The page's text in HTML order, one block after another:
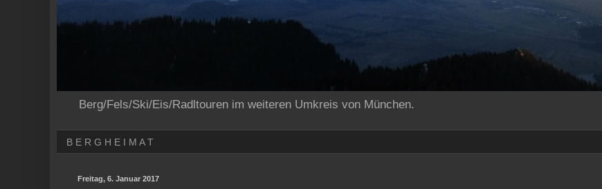
Berg/Fels/Ski/Eis/Radltouren im weiteren Umkreis von München.
B E R G H E I M A T
Freitag, 6. Januar 2017